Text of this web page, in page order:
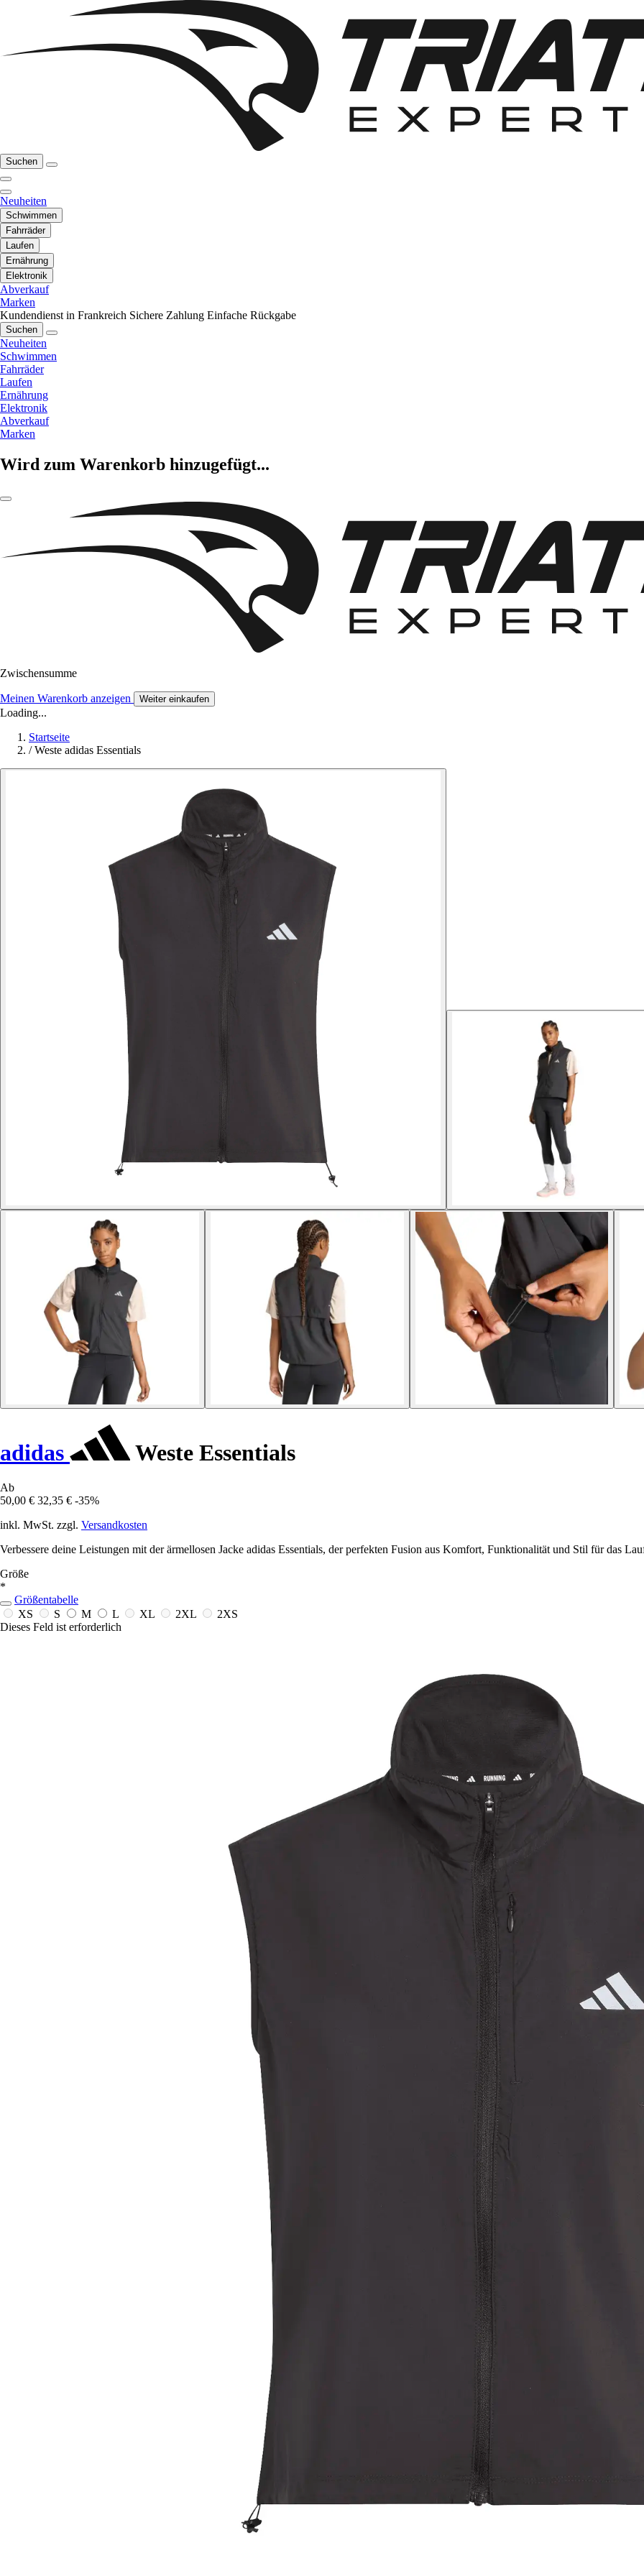
Suchen
Neuheiten
Schwimmen
Fahrräder
Laufen
Ernährung
Elektronik
Abverkauf
Marken
Kundendienst in Frankreich Sichere Zahlung Einfache Rückgabe
Suchen
Neuheiten
Schwimmen
Fahrräder
Laufen
Ernährung
Elektronik
Abverkauf
Marken
Wird zum Warenkorb hinzugefügt...
Zwischensumme
Meinen Warenkorb anzeigen Weiter einkaufen
Loading...
Startseite
/ Weste adidas Essentials
adidas Weste Essentials
Ab
50,00 € 32,35 € -35%
inkl. MwSt. zzgl. Versandkosten
Verbessere deine Leistungen mit der ärmellosen Jacke adidas Essentials, der perfekten Fusion aus Komfort, Funktionalität und Stil für das
Größe
*
Größentabelle
XS
S M L XL 2XL
2XS
Dieses Feld ist erforderlich